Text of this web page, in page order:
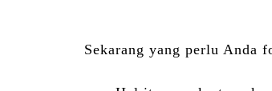
Sekarang yang perlu Anda